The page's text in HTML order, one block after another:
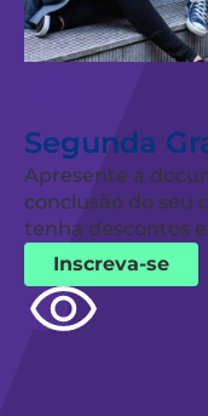
Segunda
Apresente a
conclusão do seu
tenha descontos
Inscreva-se